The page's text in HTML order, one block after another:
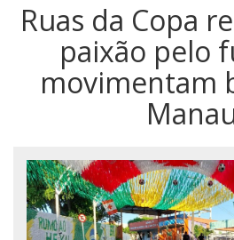
Ruas da Copa
paixão pelo
movimentam